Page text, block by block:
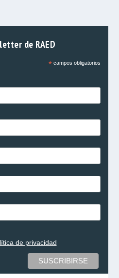
de RAED
*campos obligatorios
de privacidad